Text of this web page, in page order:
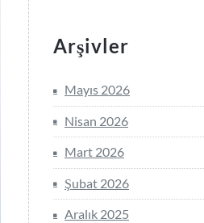
Arşivler
Mayıs 2026
Nisan 2026
Mart 2026
Şubat 2026
Aralık 2025